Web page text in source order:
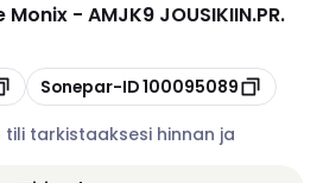
- AMJK9 JOUSIKIIN.PR.
Kopioi
Sonepar-ID100095089
tarkistaaksesi hinnan ja